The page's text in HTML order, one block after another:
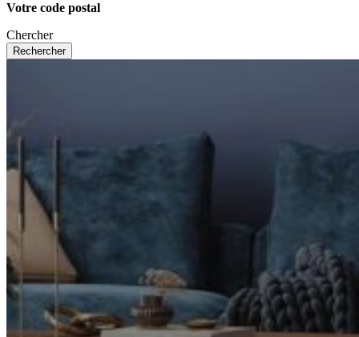
Votre code postal
Chercher